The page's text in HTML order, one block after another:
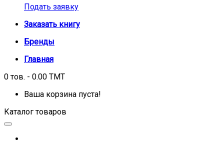
Подать заявку
Заказать книгу
Бренды
Главная
0 тов. - 0.00 TMT
Ваша корзина пуста!
Каталог товаров